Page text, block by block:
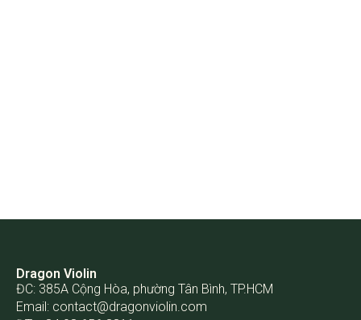
Dragon Violin
ĐC: 385A Cộng Hòa, phường Tân Bình, TP.HCM
Email: contact@dragonviolin.com